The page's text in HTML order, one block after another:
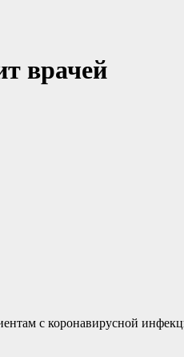
врачей
с коронавирусной